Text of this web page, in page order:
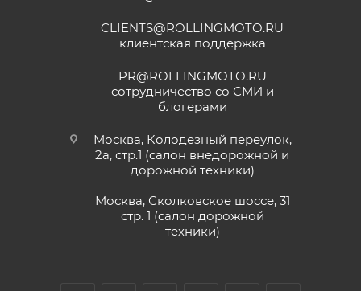
CLIENTS@ROLLINGMOTO.RU
клиентская поддержка
PR@ROLLINGMOTO.RU
сотрудничество со СМИ и
блогерами
Москва, Колодезный переулок,
2а, стр.1 (салон внедорожной и
дорожной техники)
Москва, Сколковское шоссе, 31
стр. 1 (салон дорожной
техники)